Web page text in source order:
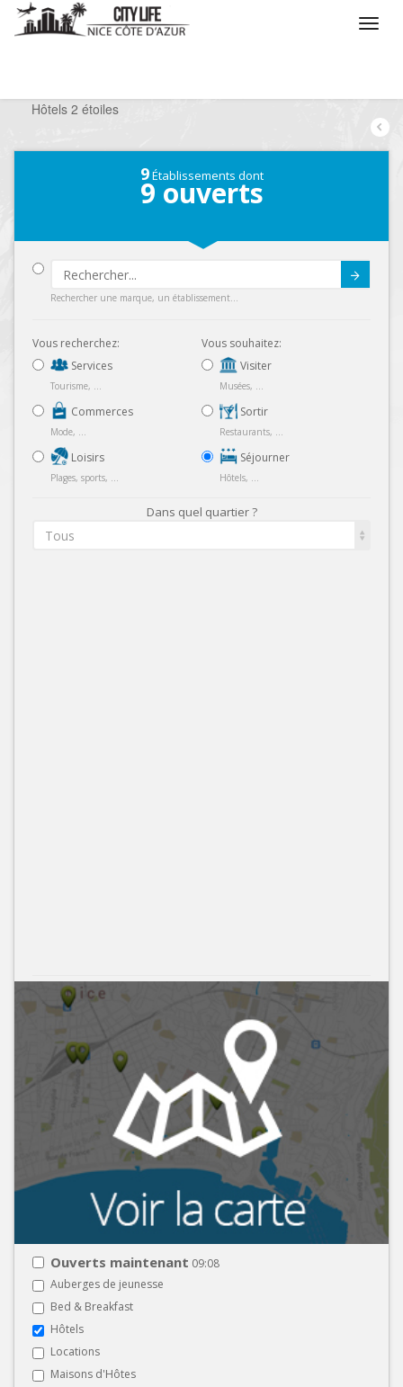
Hôtels 2 étoiles
9Établissements dont
9 ouverts
Rechercher une marque, un établissement...
Vous recherchez:
Services
Tourisme, ...
Commerces
Mode, ...
Loisirs
Plages, sports, ...
Vous souhaitez:
Visiter
Musées, ...
Sortir
Restaurants, ...
Séjourner
Hôtels, ...
Dans quel quartier ?
Tous
Ouverts maintenant 09:08
Auberges de jeunesse
Bed & Breakfast
Hôtels
Locations
Maisons d'Hôtes